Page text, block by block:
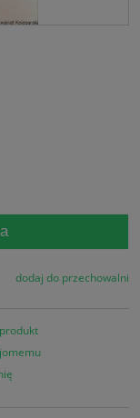
dodaj do przechowalni